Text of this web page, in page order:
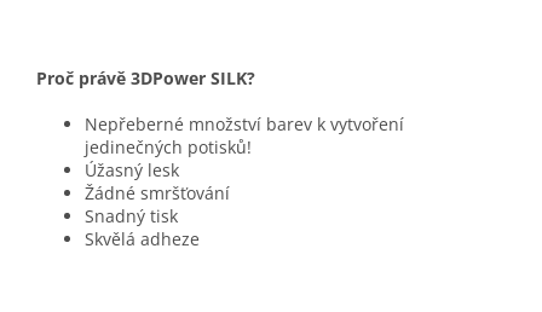
Proč právě 3DPower SILK?
Nepřeberné množství barev k vytvoření
jedinečných potisků!
Úžasný lesk
Žádné smršťování
Snadný tisk
Skvělá adheze